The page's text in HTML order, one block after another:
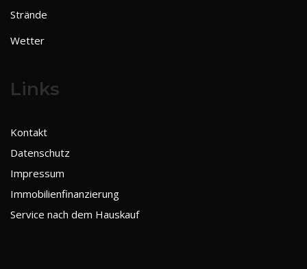
Strände
Wetter
Links
Kontakt
Datenschutz
Impressum
Immobilienfinanzierung
Service nach dem Hauskauf